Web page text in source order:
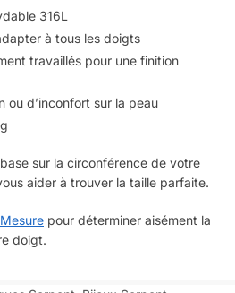
316L
à tous les doigts
travaillés pour une finition
ou d’inconfort sur la peau
sur la circonférence de votre
aider à trouver la taille parfaite.
pour déterminer aisément la
doigt.